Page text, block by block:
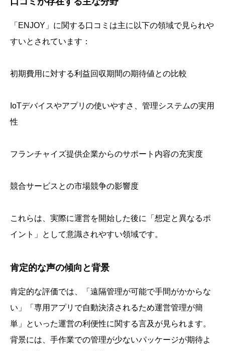
「ENJOY」に関する口コミは主に以下の領域で見られや
すいとされています：
初期費用に対する利益回収期間の期待値との比較
IoTデバイスやアプリの使いやすさ、管理システムの実用
性
フランチャイズ提供企業からのサポート内容の充実度
競合サービスとの市場競争の影響度
これらは、実際に運営を開始した後に「想定と異なるポ
イント」として意識されやすい領域です。
肯定的な声の傾向と背景
肯定的な評価では、「遠隔管理が可能で手間がかからな
い」「専用アプリで自動決済されるため運営管理が簡
単」といった運営の利便性に関する言及が見られます。
背景には、手作業での管理が少ないパッケージが期待よ